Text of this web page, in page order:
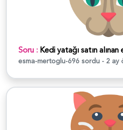
Soru : Kedi yatağı satın
esma-mertoglu-696 sordu - 2 ay